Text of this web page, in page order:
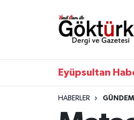
Eyüpsultan
HABERLER GÜNDEM
Anne Çocuk
Eyüpsultan Hava Durumu
Tüm Manşetler